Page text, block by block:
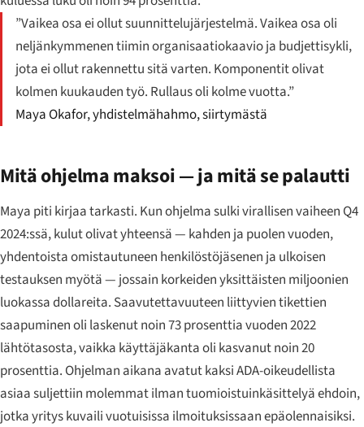
”Vaikea osa ei ollut suunnittelujärjestelmä. Vaikea osa oli
neljänkymmenen tiimin organisaatiokaavio ja budjettisykli,
jota ei ollut rakennettu sitä varten. Komponentit olivat
kolmen kuukauden työ. Rullaus oli kolme vuotta.”
Maya Okafor, yhdistelmähahmo, siirtymästä
Mitä ohjelma maksoi — ja mitä se palautti
Maya piti kirjaa tarkasti. Kun ohjelma sulki virallisen vaiheen Q4
2024:ssä, kulut olivat yhteensä — kahden ja puolen vuoden,
yhdentoista omistautuneen henkilöstöjäsenen ja ulkoisen
testauksen myötä — jossain korkeiden yksittäisten miljoonien
luokassa dollareita. Saavutettavuuteen liittyvien tikettien
saapuminen oli laskenut noin 73 prosenttia vuoden 2022
lähtötasosta, vaikka käyttäjäkanta oli kasvanut noin 20
prosenttia. Ohjelman aikana avatut kaksi ADA-oikeudellista
asiaa suljettiin molemmat ilman tuomioistuinkäsittelyä ehdoin,
jotka yritys kuvaili vuotuisissa ilmoituksissaan epäolennaisiksi.